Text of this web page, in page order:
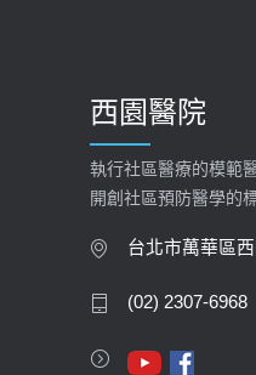
【快速肝癌篩檢
2026-02-06
大吃大喝、肥胖
膽息肉如何處理
2023-09-27
西園醫院
執行社區醫療的模範
開創社區預防醫學的
台北市萬華區
(02) 2307-6968